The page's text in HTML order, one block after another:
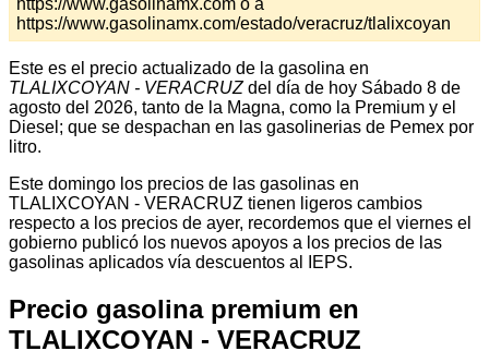
https://www.gasolinamx.com o a
https://www.gasolinamx.com/estado/veracruz/tlalixcoyan
Este es el precio actualizado de la gasolina en
TLALIXCOYAN - VERACRUZdel día de hoy Sábado 8 de
agosto del 2026, tanto de la Magna, como la Premium y el
Diesel; que se despachan en las gasolinerias de Pemex por
litro.
Este domingo los precios de las gasolinas en
TLALIXCOYAN - VERACRUZ tienen ligeros cambios
respecto a los precios de ayer, recordemos que el viernes el
gobierno publicó los nuevos apoyos a los precios de las
gasolinas aplicados vía descuentos al IEPS.
Precio gasolina premium en
TLALIXCOYAN - VERACRUZ